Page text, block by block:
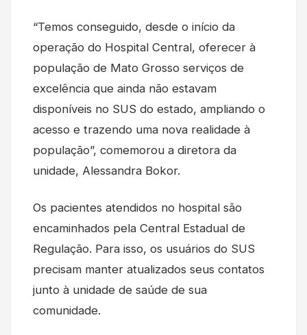
“Temos conseguido, desde o início da
operação do Hospital Central, oferecer à
população de Mato Grosso serviços de
excelência que ainda não estavam
disponíveis no SUS do estado, ampliando o
acesso e trazendo uma nova realidade à
população”, comemorou a diretora da
unidade, Alessandra Bokor.
Os pacientes atendidos no hospital são
encaminhados pela Central Estadual de
Regulação. Para isso, os usuários do SUS
precisam manter atualizados seus contatos
junto à unidade de saúde de sua
comunidade.